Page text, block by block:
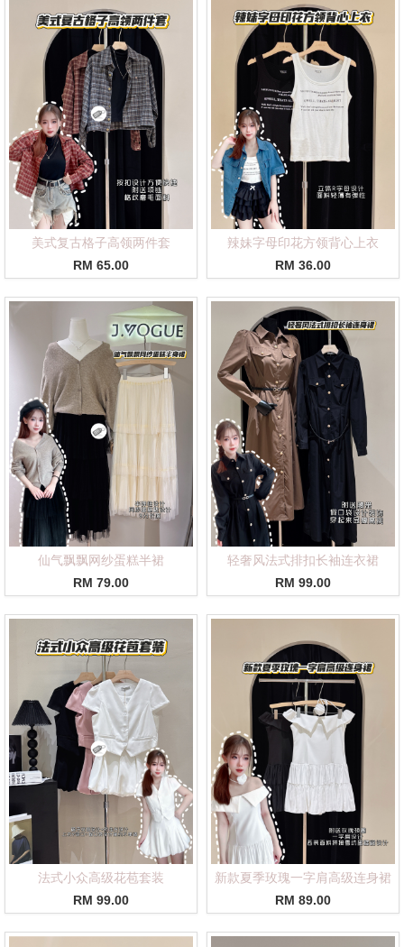
美式复古格子高领两件套
RM 65.00
辣妹字母印花方领背心上衣
RM 36.00
仙气飘飘网纱蛋糕半裙
RM 79.00
轻奢风法式排扣长袖连衣裙
RM 99.00
法式小众高级花苞套装
RM 99.00
新款夏季玫瑰一字肩高级连身裙
RM 89.00